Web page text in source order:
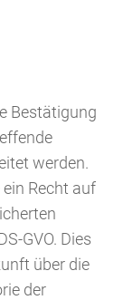
Bestätigung
werden.
Recht auf
GVO. Dies
über die
der